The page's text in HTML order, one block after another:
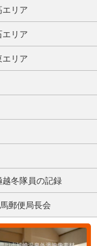
エリア
エリア
リア
越冬隊員の記録
郵便局長会